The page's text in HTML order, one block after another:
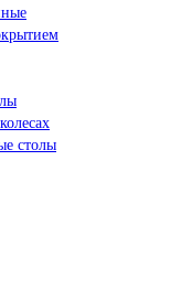
столы